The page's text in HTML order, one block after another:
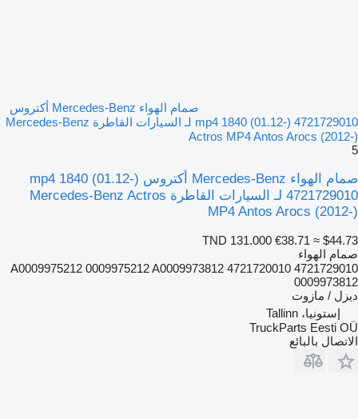
صمام الهواء Mercedes-Benz أكتروس
mp4 1840 (01.12-) 4721729010 لـ السيارات القاطرة Mercedes-Benz
Actros MP4 Antos Arocs (2012-)
5
صمام الهواء Mercedes-Benz أكتروس mp4 1840 (01.12-)
4721729010 لـ السيارات القاطرة Mercedes-Benz Actros
MP4 Antos Arocs (2012-)
TND 131.000 €38.71 ≈ $44.73
صمام الهواء
4721729010 4721720010 A0009975212 0009975212 A0009973812
0009973812
ديزل / مازوت
إستونيا، Tallinn
TruckParts Eesti OÜ
الاتصال بالبائع